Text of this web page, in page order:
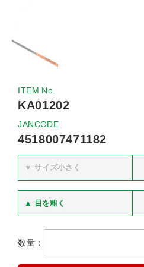
ITEM No.
KA01202
JANCODE
4518007471182
▼ サイズ小さく
▲ 目を粗く
数量：